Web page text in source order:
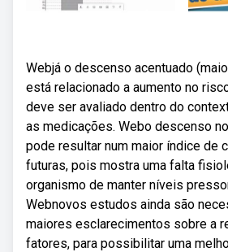
Webjá o descenso acentuado
está relacionado a aumento no
deve ser avaliado dentro do
as medicações. Webo descenso
pode resultar num maior índice de
futuras, pois mostra uma falta
organismo de manter níveis
Webnovos estudos ainda são
maiores esclarecimentos sobre a
fatores, para possibilitar uma